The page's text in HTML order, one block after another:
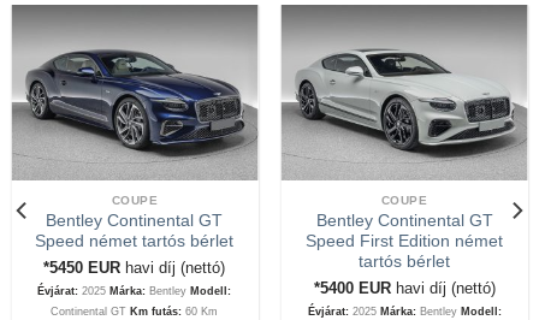
COUPE
Bentley Continental GT
Speed német tartós bérlet
*5450 EUR havi díj (nettó)
Évjárat: 2025 Márka: Bentley Modell:
Continental GT Km futás:60 Km
COUPE
Bentley Continental GT
Speed First Edition német
tartós bérlet
*5400 EUR havi díj (nettó)
Évjárat:2025 Márka:Bentley Modell: